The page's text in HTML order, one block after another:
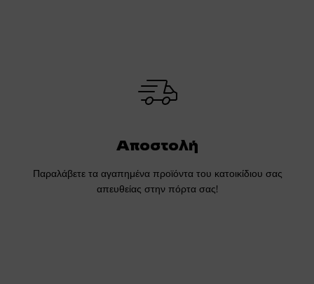
Αποστολή
Παραλάβετε τα αγαπημένα προϊόντα του κατοικίδιου σας
απευθείας στην πόρτα σας!